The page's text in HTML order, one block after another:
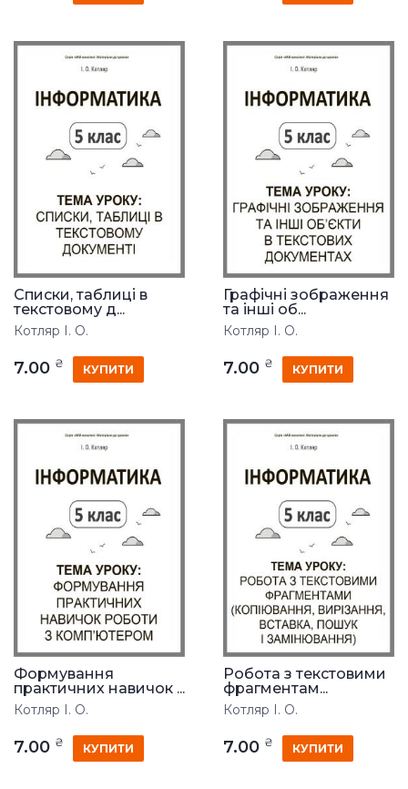
Списки, таблиці в
текстовому д...
Котляр І. О.
7.00 ₴ КУПИТИ
Графічні зображення
та інші об...
Котляр І. О.
7.00 ₴ КУПИТИ
Формування
практичних навичок ...
Котляр І. О.
7.00 ₴ КУПИТИ
Робота з текстовими
фрагментам...
Котляр І. О.
7.00 ₴ КУПИТИ